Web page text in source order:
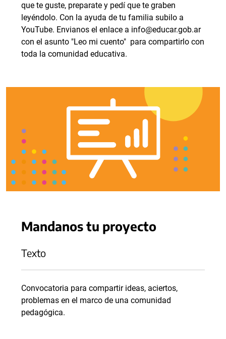
que te guste, preparate y pedí que te graben
leyéndolo. Con la ayuda de tu familia subilo a
YouTube. Envianos el enlace a info@educar.gob.ar
con el asunto "Leo mi cuento" para compartirlo con
toda la comunidad educativa.
Mandanos tu proyecto
Texto
Convocatoria para compartir ideas, aciertos,
problemas en el marco de una comunidad
pedagógica.